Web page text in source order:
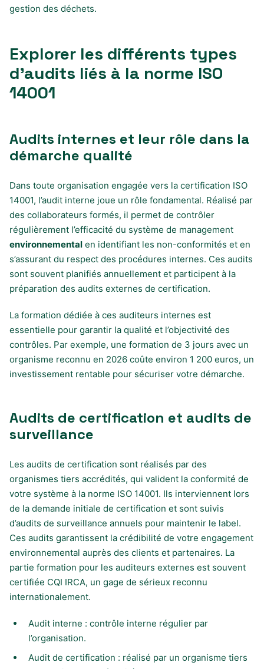
gestion des déchets.
Explorer les différents types
d’audits liés à la norme ISO
14001
Audits internes et leur rôle dans la
démarche qualité
Dans toute organisation engagée vers la certification ISO
14001, l’audit interne joue un rôle fondamental. Réalisé par
des collaborateurs formés, il permet de contrôler
régulièrement l’efficacité du système de management
environnemental en identifiant les non-conformités et en
s’assurant du respect des procédures internes. Ces audits
sont souvent planifiés annuellement et participent à la
préparation des audits externes de certification.
La formation dédiée à ces auditeurs internes est
essentielle pour garantir la qualité et l’objectivité des
contrôles. Par exemple, une formation de 3 jours avec un
organisme reconnu en 2026 coûte environ 1 200 euros, un
investissement rentable pour sécuriser votre démarche.
Audits de certification et audits de
surveillance
Les audits de certification sont réalisés par des
organismes tiers accrédités, qui valident la conformité de
votre système à la norme ISO 14001. Ils interviennent lors
de la demande initiale de certification et sont suivis
d’audits de surveillance annuels pour maintenir le label.
Ces audits garantissent la crédibilité de votre engagement
environnemental auprès des clients et partenaires. La
partie formation pour les auditeurs externes est souvent
certifiée CQI IRCA, un gage de sérieux reconnu
internationalement.
Audit interne : contrôle interne régulier par
l’organisation.
Audit de certification : réalisé par un organisme tiers